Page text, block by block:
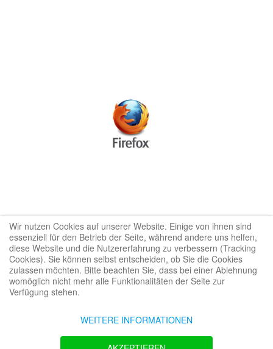
VUTURA - CONNECTING
THE FUTURE
Copyright © 2026 VUTURA. All Rights Reserved.
Wir nutzen Cookies auf unserer Website. Einige von ihnen sind
essenziell für den Betrieb der Seite, während andere uns helfen,
diese Website und die Nutzererfahrung zu verbessern (Tracking
Cookies). Sie können selbst entscheiden, ob Sie die Cookies
zulassen möchten. Bitte beachten Sie, dass bei einer Ablehnung
womöglich nicht mehr alle Funktionalitäten der Seite zur
Verfügung stehen.
WEITERE INFORMATIONEN